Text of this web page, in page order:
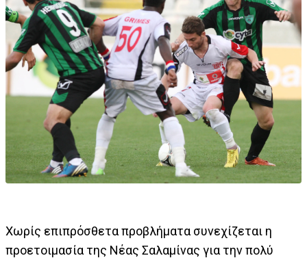
Χωρίς επιπρόσθετα προβλήματα συνεχίζεται η
προετοιμασία της Νέας Σαλαμίνας για την πολύ